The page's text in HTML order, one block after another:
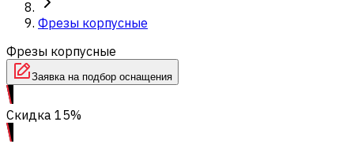
Фрезы корпусные
Фрезы корпусные
Заявка на подбор оснащения
Скидка 15%